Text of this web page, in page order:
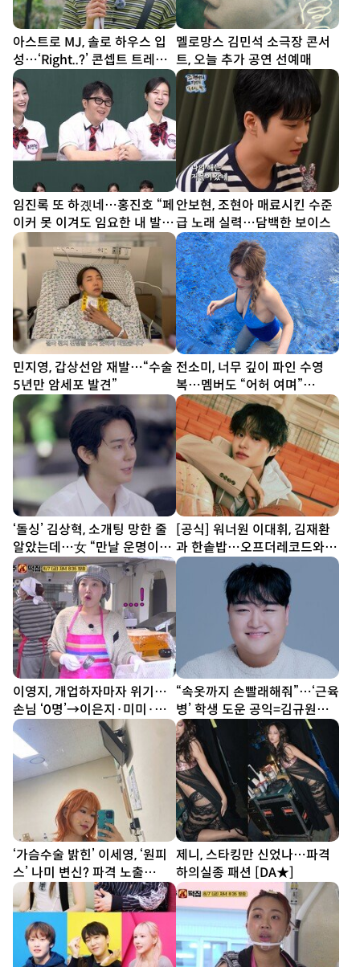
아스트로 MJ, 솔로 하우스 입
성…‘Right..?’ 콘셉트 트레일
러 공개
멜로망스 김민석 소극장 콘서
트, 오늘 추가 공연 선예매
임진록 또 하곘네…홍진호 “페
이커 못 이겨도 임요한 내 발
밑” (아형)
안보현, 조현아 매료시킨 수준
급 노래 실력…담백한 보이스
민지영, 갑상선암 재발…“수술
5년만 암세포 발견”
전소미, 너무 깊이 파인 수영
복…멤버도 “어허 여며”
[DA★]
‘돌싱’ 김상혁, 소개팅 망한 줄
알았는데…女 “만날 운명이었
나” (신랑수업2)
[공식] 워너원 이대휘, 김재환
과 한솥밥…오프더레코드와
전속계약
이영지, 개업하자마자 위기…
손님 ‘0명’→이은지·미미·안
유진 ‘노조 결성’ (우주떡집)
“속옷까지 손빨래해줘”…‘근육
병’ 학생 도운 공익=김규원
[DA이슈]
‘가슴수술 밝힌’ 이세영, ‘원피
스’ 나미 변신? 파격 노출
[DA★]
제니, 스타킹만 신었나…파격
하의실종 패션 [DA★]